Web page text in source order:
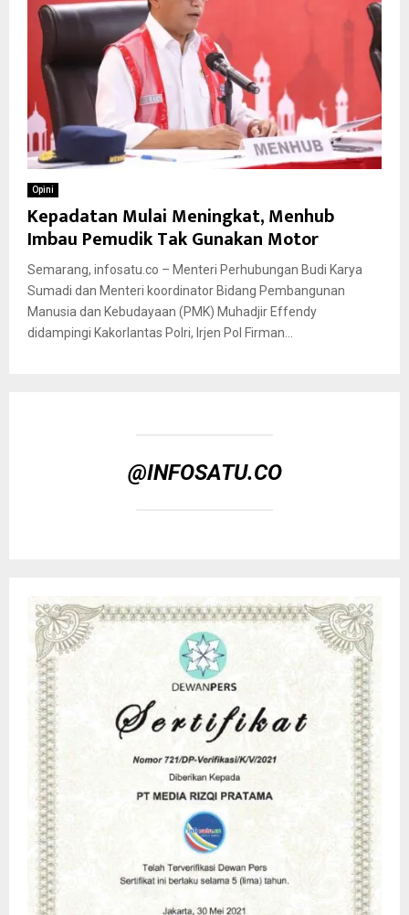
Opini
Kepadatan Mulai Meningkat, Menhub
Imbau Pemudik Tak Gunakan Motor
Semarang, infosatu.co – Menteri Perhubungan Budi Karya
Sumadi dan Menteri koordinator Bidang Pembangunan
Manusia dan Kebudayaan (PMK) Muhadjir Effendy
didampingi Kakorlantas Polri, Irjen Pol Firman...
@INFOSATU.CO